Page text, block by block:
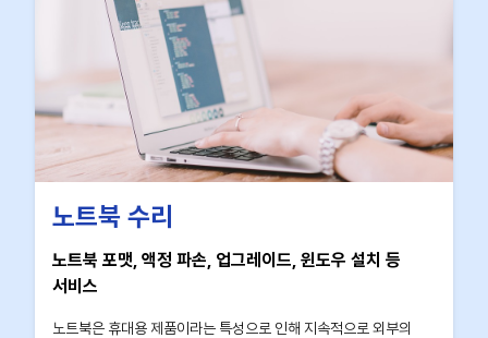
노트북 수리
노트북 포맷, 액정 파손, 업그레이드, 윈도우 설치 등
서비스
노트북은 휴대용 제품이라는 특성으로 인해 지속적으로 외부의